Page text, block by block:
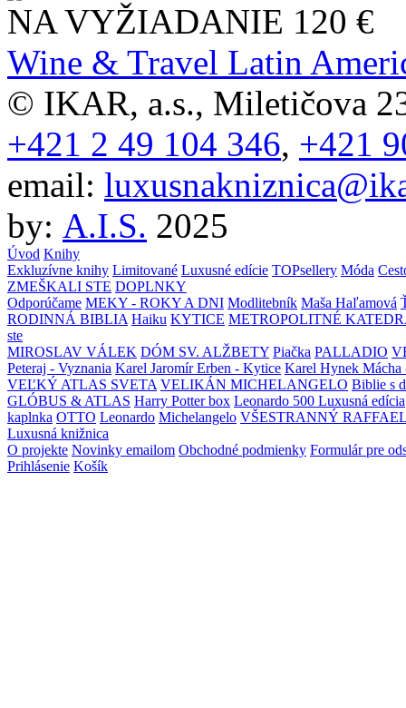
NA VYŽIADANIE 120 €
Wine & Travel Latin
© IKAR, a.s., Miletičova
+421 2 49 104 346, +421
email:
by: A.I.S. 2025
Úvod Knihy
Exkluzívne knihy Limitované Luxusné edície TOPsellery Móda
ZMEŠKALI STE DOPLNKY
Odporúčame MEKY - ROKY A DNI Modlitebník Maša Haľamová
RODINNÁ BIBLIA Haiku KYTICE METROPOLITNÉ
ste
MIROSLAV VÁLEK DÓM SV. ALŽBETY Piačka PALLADIO
Peteraj - Vyznania Karel Jaromír Erben - Kytice Karel Hynek Mácha
VEĽKÝ ATLAS SVETA VELIKÁN MICHELANGELO Biblie s
GLÓBUS & ATLAS Harry Potter box Leonardo 500 Luxusná edícia
kaplnka OTTO Leonardo Michelangelo VŠESTRANNÝ
Luxusná knižnica
O projekte Novinky emailom Obchodné podmienky Formulár pre
Prihlásenie Košík